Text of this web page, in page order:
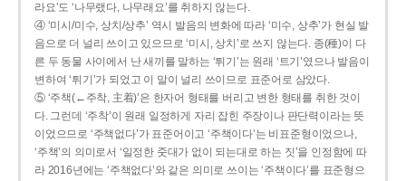
라요’도 ‘나무랬다, 나무래요’를 취하지 않는다.
④ ‘미시/미수, 상치/상추’ 역시 발음의 변화에 따라 ‘미수, 상추’가 현실 발
음으로 더 널리 쓰이고 있으므로 ‘미시, 상치’로 쓰지 않는다. 종(種)이 다
른 두 동물 사이에서 난 새끼를 말하는 ‘튀기’는 원래 ‘트기’였으나 발음이
변하여 ‘튀기’가 되었고 이 말이 널리 쓰이므로 표준어로 삼았다.
⑤ ‘주책(←주착, 主着)’은 한자어 형태를 버리고 변한 형태를 취한 것이
다. 그런데 ‘주착’이 원래 일정하게 자리 잡힌 주장이나 판단력이라는 뜻
이었으므로 ‘주책없다’가 표준어이고 ‘주책이다’는 비표준형이었으나,
‘주책’의 의미로서 ‘일정한 줏대가 없이 되는대로 하는 짓’을 인정함에 따
라 2016년에는 ‘주책없다’와 같은 의미로 쓰이는 ‘주책이다’를 표준형으